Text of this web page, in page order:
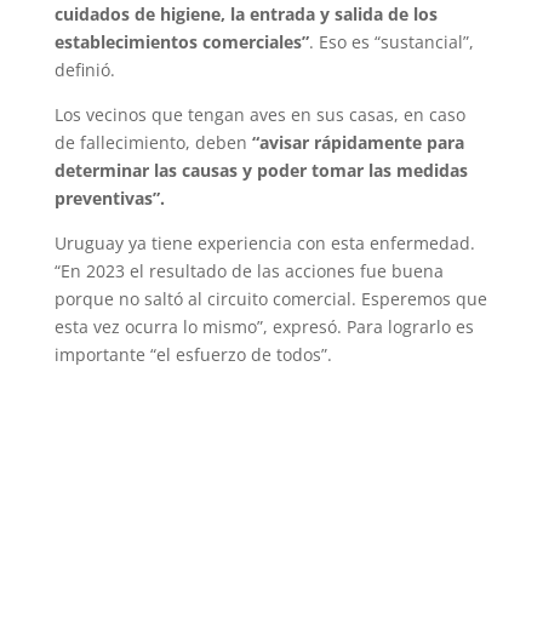
cuidados de higiene, la entrada y salida de los
establecimientos comerciales”. Eso es “sustancial”,
definió.
Los vecinos que tengan aves en sus casas, en caso
de fallecimiento, deben “avisar rápidamente para
determinar las causas y poder tomar las medidas
preventivas”.
Uruguay ya tiene experiencia con esta enfermedad.
“En 2023 el resultado de las acciones fue buena
porque no saltó al circuito comercial. Esperemos que
esta vez ocurra lo mismo”, expresó. Para lograrlo es
importante “el esfuerzo de todos”.